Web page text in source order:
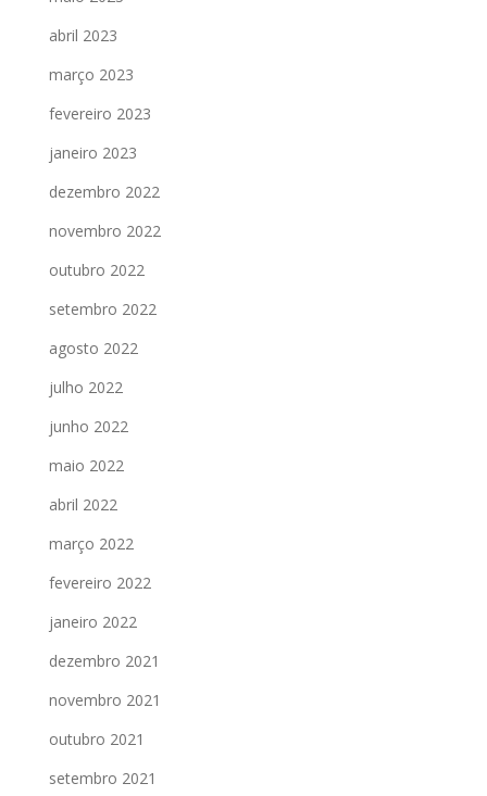
abril 2023
março 2023
fevereiro 2023
janeiro 2023
dezembro 2022
novembro 2022
outubro 2022
setembro 2022
agosto 2022
julho 2022
junho 2022
maio 2022
abril 2022
março 2022
fevereiro 2022
janeiro 2022
dezembro 2021
novembro 2021
outubro 2021
setembro 2021